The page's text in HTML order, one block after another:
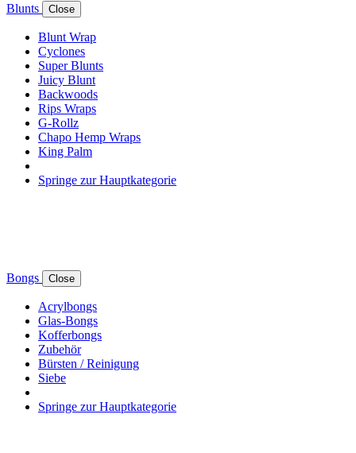
Blunts Close
Blunt Wrap
Cyclones
Super Blunts
Juicy Blunt
Backwoods
Rips Wraps
G-Rollz
Chapo Hemp Wraps
King Palm
Springe zur Hauptkategorie
Bongs Close
Acrylbongs
Glas-Bongs
Kofferbongs
Zubehör
Bürsten / Reinigung
Siebe
Springe zur Hauptkategorie